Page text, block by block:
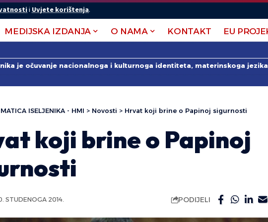
i Uvjete korištenja.
MEDIJSKA IZDANJA O NAMA KONTAKT EU
je očuvanje nacionalnoga i kulturnoga identiteta, materinskoga
ISELJENIKA - HMI > Novosti > Hrvat koji brine o Papinoj sigurnosti
koji brine o Papinoj
STUDENOGA 2014. PODIJELI